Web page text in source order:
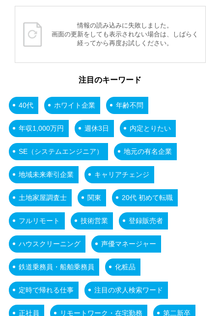
情報の読み込みに失敗しました。
画面の更新をしても表示されない場合は、しばらく
経ってから再度お試しください。
注目のキーワード
40代 ホワイト企業 年齢不問
年収1,000万円 週休3日 内定とりたい
SE（システムエンジニア） 地元の有名企業
地域未来牽引企業 キャリアチェンジ
土地家屋調査士 関東 20代 初めて転職
フルリモート 技術営業 登録販売者
ハウスクリーニング 声優マネージャー
鉄道乗務員・船舶乗務員 化粧品
定時で帰れる仕事 注目の求人検索ワード
正社員 リモートワーク・在宅勤務 第二新卒